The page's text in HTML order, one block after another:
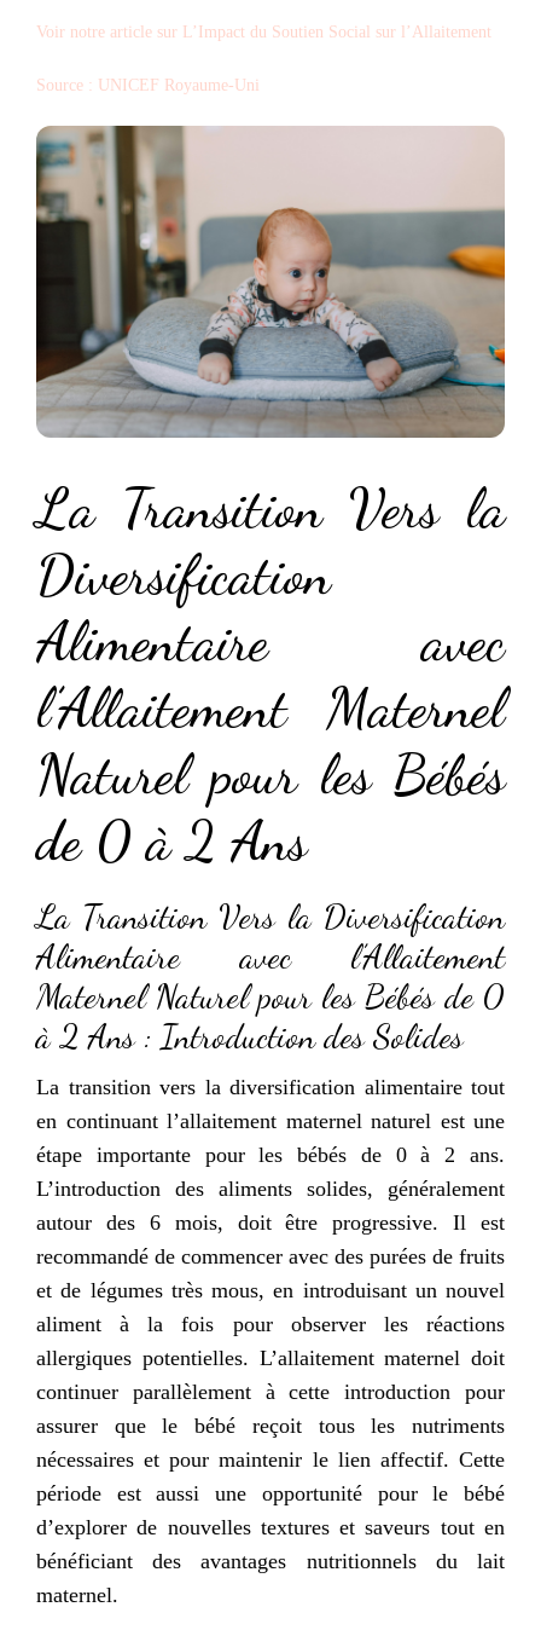
Voir notre article sur L’Impact du Soutien Social sur l’Allaitement
Source : UNICEF Royaume-Uni
La Transition Vers la
Diversification
Alimentaire avec
l’Allaitement Maternel
Naturel pour les Bébés
de 0 à 2 Ans
La Transition Vers la Diversification
Alimentaire avec l’Allaitement
Maternel Naturel pour les Bébés de 0
à 2 Ans : Introduction des Solides
La transition vers la diversification alimentaire tout
en continuant l’allaitement maternel naturel est une
étape importante pour les bébés de 0 à 2 ans.
L’introduction des aliments solides, généralement
autour des 6 mois, doit être progressive. Il est
recommandé de commencer avec des purées de fruits
et de légumes très mous, en introduisant un nouvel
aliment à la fois pour observer les réactions
allergiques potentielles. L’allaitement maternel doit
continuer parallèlement à cette introduction pour
assurer que le bébé reçoit tous les nutriments
nécessaires et pour maintenir le lien affectif. Cette
période est aussi une opportunité pour le bébé
d’explorer de nouvelles textures et saveurs tout en
bénéficiant des avantages nutritionnels du lait
maternel.